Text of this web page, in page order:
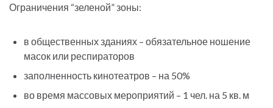
Ограничения “зеленой” зоны:
в общественных зданиях – обязательное ношение
масок или респираторов
заполненность кинотеатров – на 50%
во время массовых мероприятий – 1 чел. на 5 кв. м